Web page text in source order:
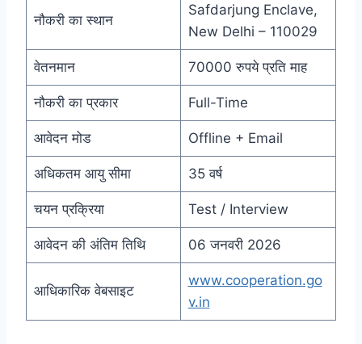
नौकरी का स्थान
Safdarjung Enclave,
New Delhi – 110029
वेतनमान 70000 रुपये प्रति माह
नौकरी का प्रकार Full-Time
आवेदन मोड Offline + Email
अधिकतम आयु सीमा 35 वर्ष
चयन प्रक्रिया Test / Interview
आवेदन की अंतिम तिथि 06 जनवरी 2026
आधिकारिक वेबसाइट
www.cooperation.go
v.in